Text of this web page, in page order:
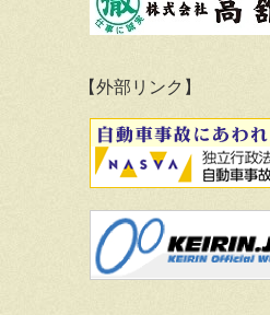
【外部リンク】